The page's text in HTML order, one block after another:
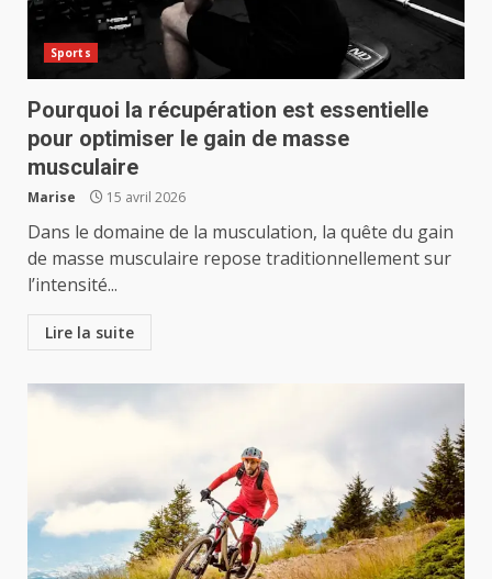
Sports
Pourquoi la récupération est essentielle
pour optimiser le gain de masse
musculaire
Marise 15 avril 2026
Dans le domaine de la musculation, la quête du gain
de masse musculaire repose traditionnellement sur
l’intensité...
Lire la suite